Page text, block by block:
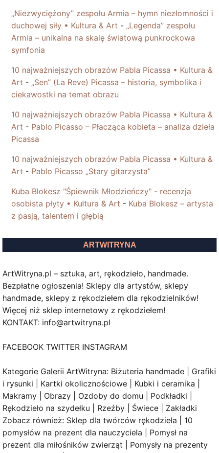
„Niezwyciężony” zespołu Armia – hymn niezłomności i
duchowej siły • Kultura & Art - „Legenda” zespołu
Armia – unikalna na skalę światową punkrockowa
symfonia
10 najważniejszych obrazów Pabla Picassa • Kultura &
Art - „Sen” (La Reve) Picassa – historia, symbolika i
ciekawostki na temat obrazu
10 najważniejszych obrazów Pabla Picassa • Kultura &
Art - Pablo Picasso – Płacząca kobieta – analiza dzieła
Picassa
10 najważniejszych obrazów Pabla Picassa • Kultura &
Art - Pablo Picasso „Stary gitarzysta”
Kuba Blokesz "Śpiewnik Młodzieńczy" - recenzja
osobista płyty • Kultura & Art - Kuba Blokesz – artysta
z pasją, talentem i głębią
ARTWITRYNA
ArtWitryna.pl – sztuka, art, rękodzieło, handmade.
Bezpłatne ogłoszenia! Sklepy dla artystów, sklepy
handmade, sklepy z rękodziełem dla rękodzielników!
Więcej niż sklep internetowy z rękodziełem!
KONTAKT: info@artwitryna.pl
FACEBOOK TWITTER INSTAGRAM
Kategorie Galerii ArtWitryna: Biżuteria handmade | Grafiki
i rysunki | Kartki okolicznościowe | Kubki i ceramika |
Makramy | Obrazy | Ozdoby do domu | Podkładki |
Rękodzieło na szydełku | Rzeźby | Świece | Zakładki
Zobacz również: Sklep dla twórców rękodzieła | 10
pomysłów na prezent dla nauczyciela | Pomysł na
prezent dla miłośników zwierząt | Pomysły na prezenty